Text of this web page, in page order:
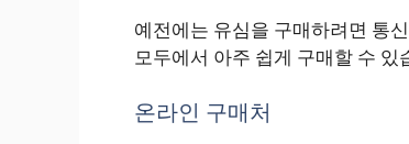
예전에는 유심을 구매하려면 통
모두에서 아주 쉽게 구매할 수 있
온라인 구매처